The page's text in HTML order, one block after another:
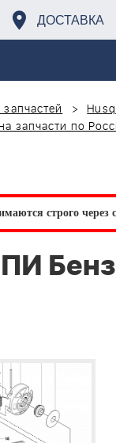
ДОСТАВКА
запчастей
запчасти по
строго через